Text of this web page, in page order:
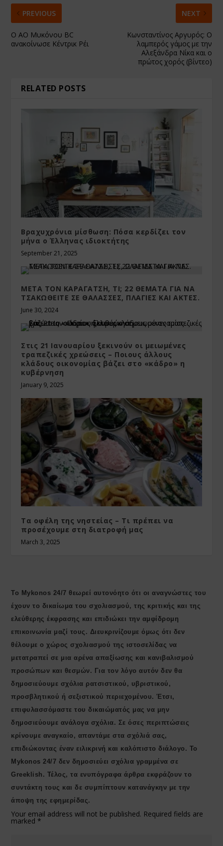
PREVIOUS
Ο ΑΟ Μυκόνου BC
ανακοίνωσε Κέντρικ Ρέι
NEXT
Κωνσταντίνος Αργυρός: Ο
λαμπερός γάμος με την
Αλεξάνδρα Νίκα και ο
πρώτος χορός (βίντεο)
RELATED POSTS
Βραχυχρόνια μίσθωση: Πόσα κερδίζει τον
μήνα ο Έλληνας ιδιοκτήτης
September 21, 2025
ΜΕΤΑ ΤΟΝ ΚΑΡΑΓΑΤΣΗ, ΤΙ; 22 ΘΕΜΑΤΑ ΓΙΑ ΝΑ
ΤΣΑΚΩΘΕΙΤΕ ΣΕ ΘΑΛΑΣΣΕΣ, ΠΛΑΓΙΕΣ ΚΑΙ ΑΚΤΕΣ.
June 30, 2024
Στις 21 Ιανουαρίου ξεκινούν οι μειωμένες
τραπεζικές χρεώσεις – Ποιους άλλους
κλάδους οικονομίας βάζει στο «κάδρο» η
κυβέρνηση
January 9, 2025
Τα οφέλη της νηστείας – Τι πρέπει να
προσέχουμε στη διατροφή μας
March 3, 2025
Το Mykonos 24/7 θεωρεί αυτονόητο ότι οι αναγνώστες του
έχουν το δικαίωμα του σχολιασμού, της κριτικής και της
ελεύθερης έκφρασης και επιδιώκει την αμφίδρομη
επικοινωνία μαζί τους. Διευκρινίζουμε όμως ότι δεν
θέλουμε ο χώρος σχολιασμού της ιστοσελίδας να
μετατραπεί σε μια αρένα απαξίωσης και κανιβαλισμού
προσώπων και θεσμών. Για τον λόγο αυτόν δεν θα
δημοσιεύουμε σχόλια ρατσιστικού, υβριστικού,
προσβλητικού ή σεξιστικού περιεχομένου. Έτσι,
επιφυλασσόμαστε του δικαιώματός μας να μην
δημοσιεύουμε ανάλογα σχόλια. Σε όσες περιπτώσεις
κρίνουμε αναγκαίο, απαντάμε στα σχόλιά σας,
επιδιώκοντας έναν ειλικρινή και καλόπιστο διάλογο. Το
Μykonos 24/7 δεν δημοσιεύει σχόλια γραμμένα σε
Greeklish. Τέλος, τα ενυπόγραφα άρθρα εκφράζουν το
συντάκτη τους και δε συμπίπτουν κατανάγκην με την
άποψη της εφημερίδας.
Your email address will not be published. Required fields are
marked *